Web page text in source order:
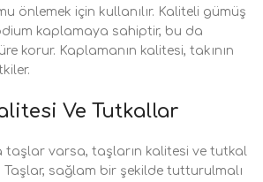
önlemek için kullanılır. Kaliteli gümüş
kaplamaya sahiptir, bu da
korur. Kaplamanın kalitesi, takının
Ve Tutkallar
taşlar varsa, taşların kalitesi ve tutkal
Taşlar, sağlam bir şekilde tutturulmalı